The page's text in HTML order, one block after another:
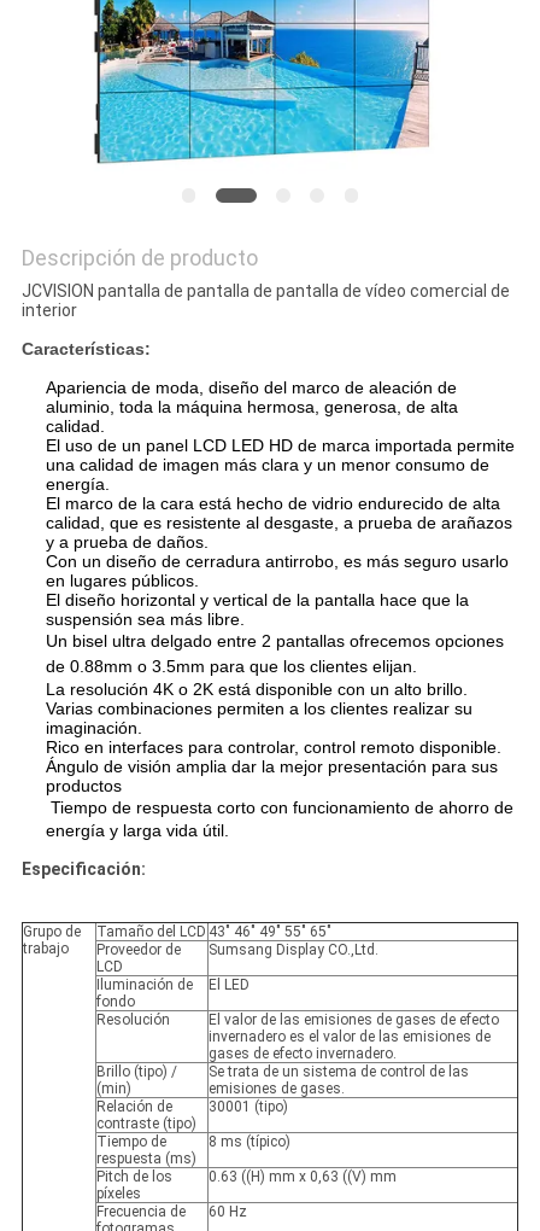
PRIVACIDAD
Descripción de producto
JCVISION pantalla de pantalla de pantalla de vídeo comercial de
interior
Características:
Apariencia de moda, diseño del marco de aleación de
aluminio, toda la máquina hermosa, generosa, de alta
calidad.
El uso de un panel LCD LED HD de marca importada permite
una calidad de imagen más clara y un menor consumo de
energía.
El marco de la cara está hecho de vidrio endurecido de alta
calidad, que es resistente al desgaste, a prueba de arañazos
y a prueba de daños.
Con un diseño de cerradura antirrobo, es más seguro usarlo
en lugares públicos.
El diseño horizontal y vertical de la pantalla hace que la
suspensión sea más libre.
Un bisel ultra delgado entre 2 pantallas ofrecemos opciones
de 0.88mm o 3.5mm para que los clientes elijan.
La resolución 4K o 2K está disponible con un alto brillo.
Varias combinaciones permiten a los clientes realizar su
imaginación.
Rico en interfaces para controlar, control remoto disponible.
Ángulo de visión amplia dar la mejor presentación para sus
productos
Tiempo de respuesta corto con funcionamiento de ahorro de
energía y larga vida útil.
Especificación:
Grupo de
trabajo
Tamaño del LCD 43" 46" 49" 55" 65"
Proveedor de
LCD
Sumsang Display CO.,Ltd.
Iluminación de
fondo
El LED
Resolución
El valor de las emisiones de gases de efecto
invernadero es el valor de las emisiones de
gases de efecto invernadero.
Brillo (tipo) /
(min)
Se trata de un sistema de control de las
emisiones de gases.
Relación de
contraste (tipo)
30001 (tipo)
Tiempo de
respuesta (ms)
8 ms (típico)
Pitch de los
píxeles
0.63 ((H) mm x 0,63 ((V) mm
Frecuencia de
60 Hz